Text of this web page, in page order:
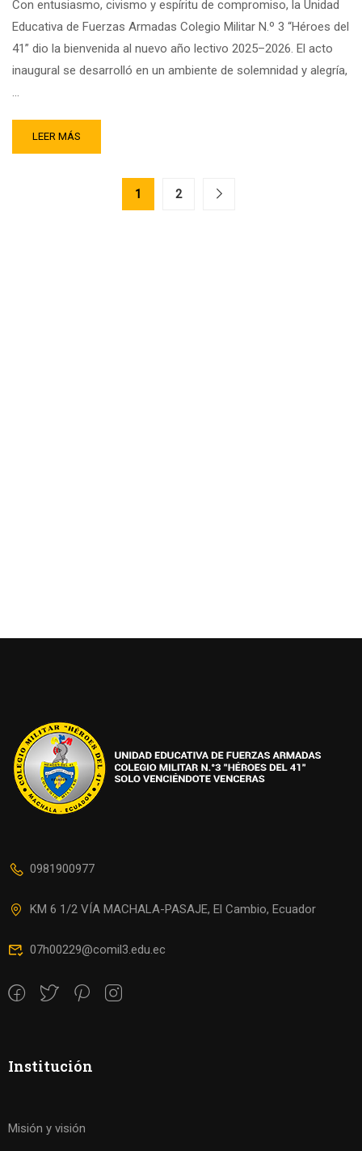
Con entusiasmo, civismo y espíritu de compromiso, la Unidad
Educativa de Fuerzas Armadas Colegio Militar N.º 3 “Héroes del
41” dio la bienvenida al nuevo año lectivo 2025–2026. El acto
inaugural se desarrolló en un ambiente de solemnidad y alegría,
…
LEER MÁS
1 2
0981900977
KM 6 1/2 VÍA MACHALA-PASAJE, El Cambio, Ecuador
07h00229@comil3.edu.ec
Institución
Misión y visión